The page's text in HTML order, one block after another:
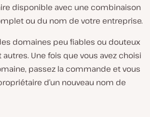
disponible avec une combinaison
ou du nom de votre entreprise.
domaines peu fiables ou douteux
Une fois que vous avez choisi
passez la commande et vous
d’un nouveau nom de